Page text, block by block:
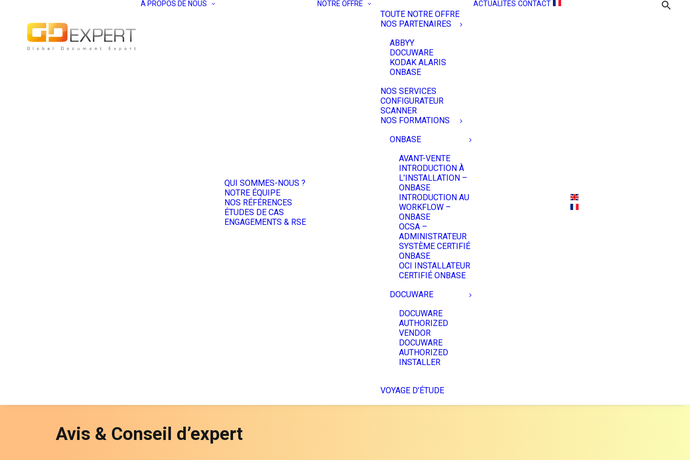
À PROPOS DE NOUS
QUI SOMMES-NOUS ?
NOTRE ÉQUIPE
NOS RÉFÉRENCES
ÉTUDES DE CAS
ENGAGEMENTS & RSE
NOTRE OFFRE
TOUTE NOTRE OFFRE
NOS PARTENAIRES
ABBYY
DOCUWARE
KODAK ALARIS
ONBASE
NOS SERVICES
CONFIGURATEUR
SCANNER
NOS FORMATIONS
ONBASE
AVANT-VENTE
INTRODUCTION À
L’INSTALLATION –
ONBASE
INTRODUCTION AU
WORKFLOW –
ONBASE
OCSA –
ADMINISTRATEUR
SYSTÈME CERTIFIÉ
ONBASE
OCI INSTALLATEUR
CERTIFIÉ ONBASE
DOCUWARE
DOCUWARE
AUTHORIZED
VENDOR
DOCUWARE
AUTHORIZED
INSTALLER
VOYAGE D’ÉTUDE
ACTUALITÉS CONTACT
Avis & Conseil d’expert